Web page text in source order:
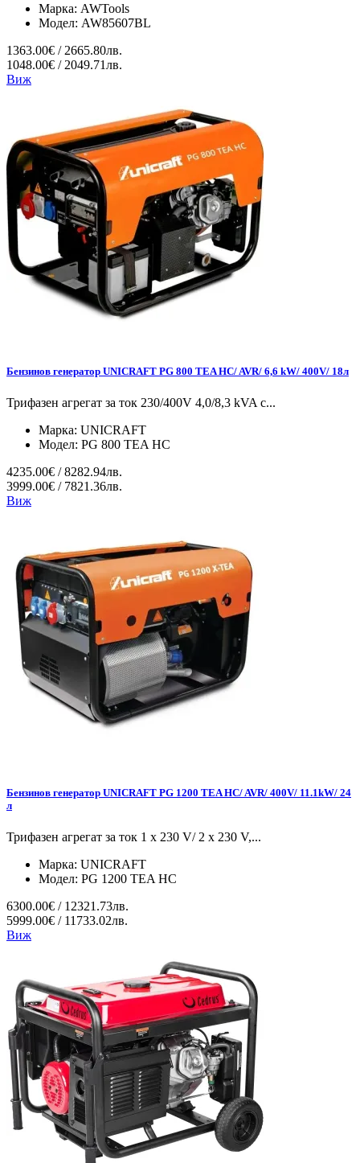
Марка: AWTools
Модел: AW85607BL
1363.00€ / 2665.80лв.
1048.00€ / 2049.71лв.
Виж
Бензинов генератор UNICRAFT PG 800 TEA HC/ AVR/ 6,6 kW/ 400V/ 18л
Трифазен агрегат за ток 230/400V 4,0/8,3 kVA с...
Марка: UNICRAFT
Модел: PG 800 TEA HC
4235.00€ / 8282.94лв.
3999.00€ / 7821.36лв.
Виж
Бензинов генератор UNICRAFT PG 1200 TEA HC/ AVR/ 400V/ 11.1kW/ 24
л
Трифазен агрегат за ток 1 x 230 V/ 2 x 230 V,...
Марка: UNICRAFT
Модел: PG 1200 TEA HC
6300.00€ / 12321.73лв.
5999.00€ / 11733.02лв.
Виж